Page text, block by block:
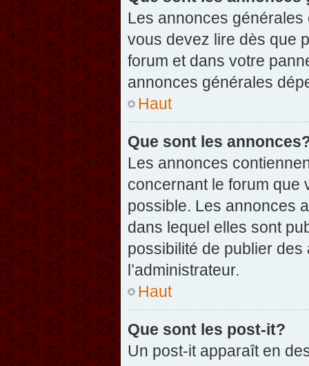
Les annonces
vous devez lire dès que
forum et dans votre
annonces générales
Haut
Que sont les
Les annonces
concernant le forum que
possible. Les annonces
dans lequel elles sont
possibilité de publier
l’administrateur.
Haut
Que sont les post-it?
Un post-it apparaît en